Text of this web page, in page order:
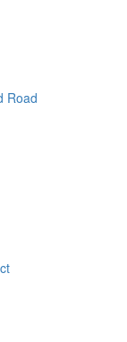
Road